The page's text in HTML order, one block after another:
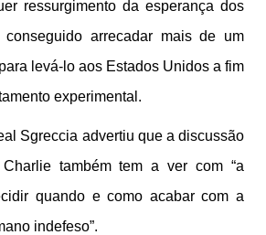
ressurgimento da esperança dos
conseguido arrecadar mais de um
levá-lo aos Estados Unidos a fim
experimental.
Sgreccia advertiu que a discussão
também tem a ver com “a
quando e como acabar com a
indefeso”.